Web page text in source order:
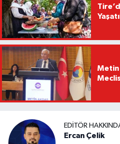
Metin
EDITÖR
Ercan Çelik